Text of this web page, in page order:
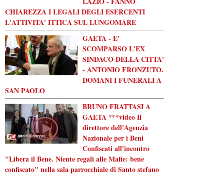
CHIAREZZA I LEGALI DEGLI ESERCENTI
L'ATTIVITA' ITTICA SUL LUNGOMARE
GAETA - E'
SCOMPARSO L'EX
SINDACO DELLA CITTA'
- ANTONIO FRONZUTO.
DOMANI I FUNERALI A
SAN PAOLO
BRUNO FRATTASI A
GAETA ***video Il
direttore dell'Agenzia
Nazionale per i Beni
Confiscati all'incontro
"Libera il Bene. Niente regali alle Mafie: bene
confiscato" nella sala parrocchiale di Santo stefano